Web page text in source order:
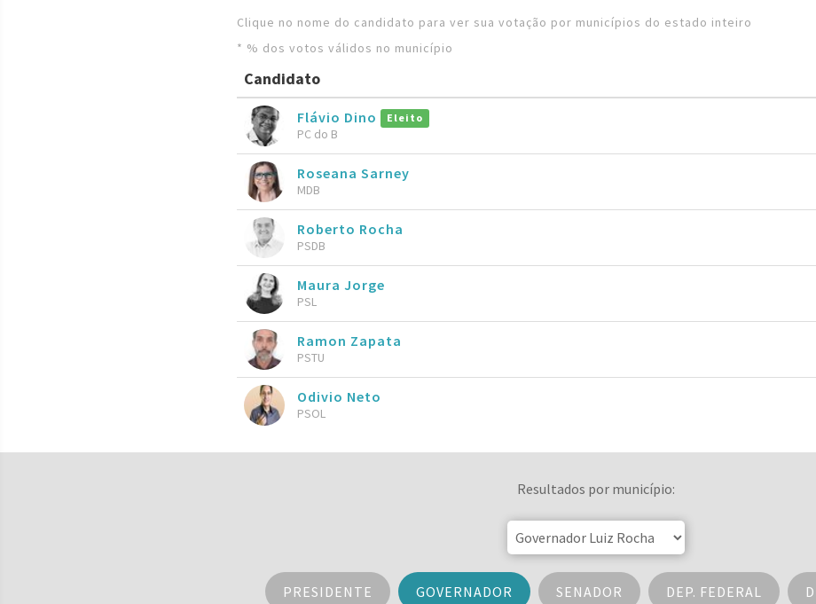
Clique no nome do candidato para ver sua votação por municípios do estado inteiro
* % dos votos válidos no município
Candidato
Flávio Dino Eleito
PC do B
Roseana Sarney
MDB
Roberto Rocha
PSDB
Maura Jorge
PSL
Ramon Zapata
PSTU
Odivio Neto
PSOL
Resultados por município:
PRESIDENTE GOVERNADOR SENADOR DEP. FEDERAL